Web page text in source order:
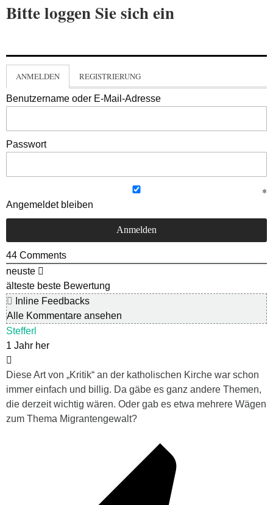
Bitte loggen Sie sich ein
ANMELDEN REGISTRIERUNG
Benutzername oder E-Mail-Adresse
Passwort
Angemeldet bleiben
44 Comments
neuste
älteste beste Bewertung
Inline Feedbacks
Alle Kommentare ansehen
Stefferl
1 Jahr her
Diese Art von „Kritik“ an der katholischen Kirche war schon
immer einfach und billig. Da gäbe es ganz andere Themen,
die derzeit wichtig wären. Oder gab es etwa mehrere Wägen
zum Thema Migrantengewalt?